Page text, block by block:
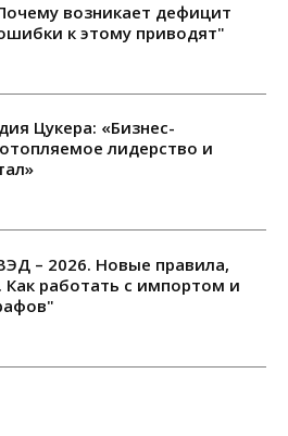
возникает дефицит
к этому приводят"
Цукера: «Бизнес-
лидерство и
– 2026. Новые правила,
Как работать с импортом и